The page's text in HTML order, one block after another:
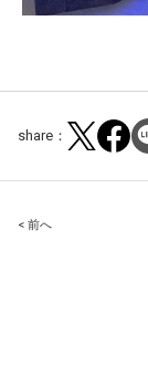
share：
Post
< 前へ